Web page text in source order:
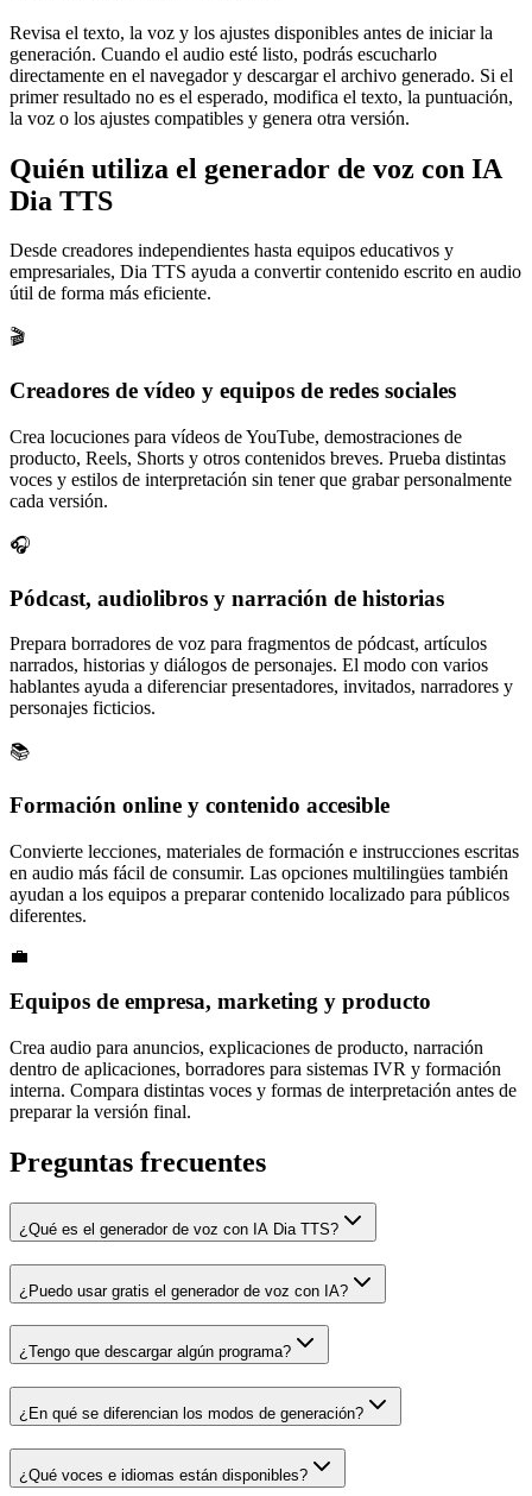
Revisa el texto, la voz y los ajustes disponibles antes de iniciar la
generación. Cuando el audio esté listo, podrás escucharlo
directamente en el navegador y descargar el archivo generado. Si el
primer resultado no es el esperado, modifica el texto, la puntuación,
la voz o los ajustes compatibles y genera otra versión.
Quién utiliza el generador de voz con IA
Dia TTS
Desde creadores independientes hasta equipos educativos y
empresariales, Dia TTS ayuda a convertir contenido escrito en audio
útil de forma más eficiente.
🎬
Creadores de vídeo y equipos de redes sociales
Crea locuciones para vídeos de YouTube, demostraciones de
producto, Reels, Shorts y otros contenidos breves. Prueba distintas
voces y estilos de interpretación sin tener que grabar personalmente
cada versión.
🎧
Pódcast, audiolibros y narración de historias
Prepara borradores de voz para fragmentos de pódcast, artículos
narrados, historias y diálogos de personajes. El modo con varios
hablantes ayuda a diferenciar presentadores, invitados, narradores y
personajes ficticios.
📚
Formación online y contenido accesible
Convierte lecciones, materiales de formación e instrucciones escritas
en audio más fácil de consumir. Las opciones multilingües también
ayudan a los equipos a preparar contenido localizado para públicos
diferentes.
💼
Equipos de empresa, marketing y producto
Crea audio para anuncios, explicaciones de producto, narración
dentro de aplicaciones, borradores para sistemas IVR y formación
interna. Compara distintas voces y formas de interpretación antes de
preparar la versión final.
Preguntas frecuentes
¿Qué es el generador de voz con IA Dia TTS?
¿Puedo usar gratis el generador de voz con IA?
¿Tengo que descargar algún programa?
¿En qué se diferencian los modos de generación?
¿Qué voces e idiomas están disponibles?